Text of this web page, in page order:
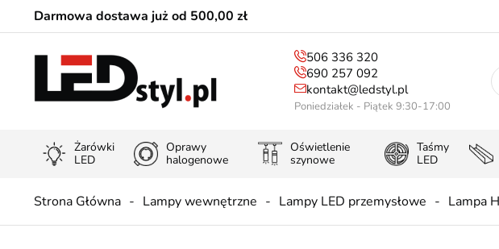
Darmowa dostawa już od 500,00 zł
506 336 320
690 257 092
kontakt@ledstyl.pl
Poniedziałek - Piątek 9:30-17:00
Żarówki
LED
Oprawy
halogenowe
Oświetlenie
szynowe
Taśmy
LED
Strona Główna Lampy wewnętrzne Lampy LED przemysłowe Lampa